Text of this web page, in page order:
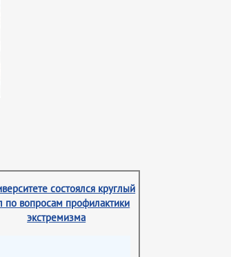
состоялся круглый
по вопросам профилактики
экстремизма